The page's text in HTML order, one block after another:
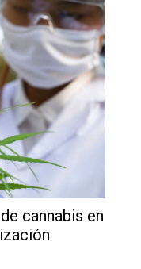
cannabis en